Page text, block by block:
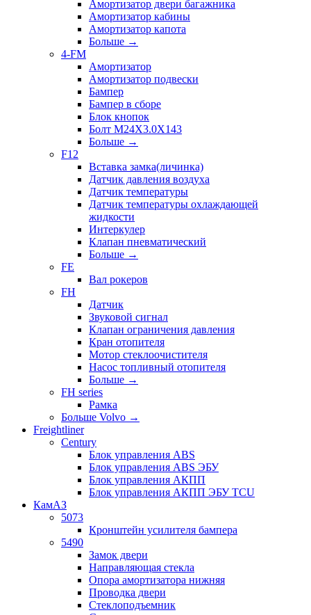
Амортизатор двери багажника
Амортизатор кабины
Амортизатор капота
Больше →
4-FM
Амортизатор
Амортизатор подвески
Бампер
Бампер в сборе
Блок кнопок
Болт M24X3.0X143
Больше →
F12
Вставка замка(личинка)
Датчик давления воздуха
Датчик температуры
Датчик температуры охлаждающей
жидкости
Интеркулер
Клапан пневматический
Больше →
FE
Вал рокеров
FH
Датчик
Звуковой сигнал
Клапан ограничения давления
Кран отопителя
Мотор стеклоочистителя
Насос топливный отопителя
Больше →
FH series
Рамка
Больше Volvo →
Freightliner
Century
Блок управления ABS
Блок управления ABS ЭБУ
Блок управления АКПП
Блок управления АКПП ЭБУ TCU
КамАЗ
5073
Кронштейн усилителя бампера
5490
Замок двери
Направляющая стекла
Опора амортизатора нижняя
Проводка двери
Стеклоподъемник